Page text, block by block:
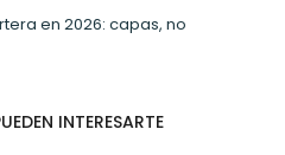
en 2026: capas, no
INTERESARTE